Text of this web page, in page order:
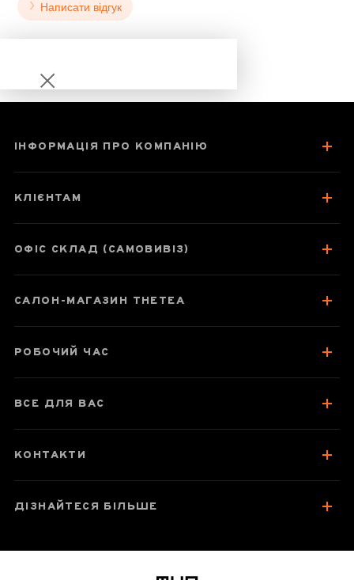
Написати відгук
Паспорт улуну
Про чай
ІНФОРМАЦІЯ ПРО КОМПАНІЮ
КЛІЄНТАМ
ОФІС СКЛАД (САМОВИВІЗ)
САЛОН-МАГАЗИН THETEA
РОБОЧИЙ ЧАС
ВСЕ ДЛЯ ВАС
КОНТАКТИ
ДІЗНАЙТЕСЯ БІЛЬШЕ